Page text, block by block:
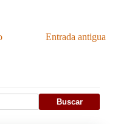
Entrada antigua